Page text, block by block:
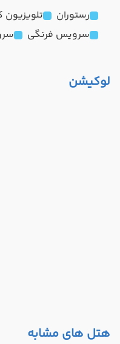
رستوران تلویزیون
سرویس فرنگی
لوکیشن
هتل های مشابه